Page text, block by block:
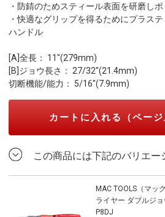
・防錆のためスティール表面を研磨し
・快適なグリップを得るためにプラス
ハンドル
[A]全長： 11"(279mm)
[B]ジョウ長さ： 27/32"(21.4mm)
切断機能/能力： 5/16"(7.9mm)
カートに入れる（ページ
この商品には下記のバリエー
MAC TOOLS（マッ
ライヤー ダブルジ
P8DJ